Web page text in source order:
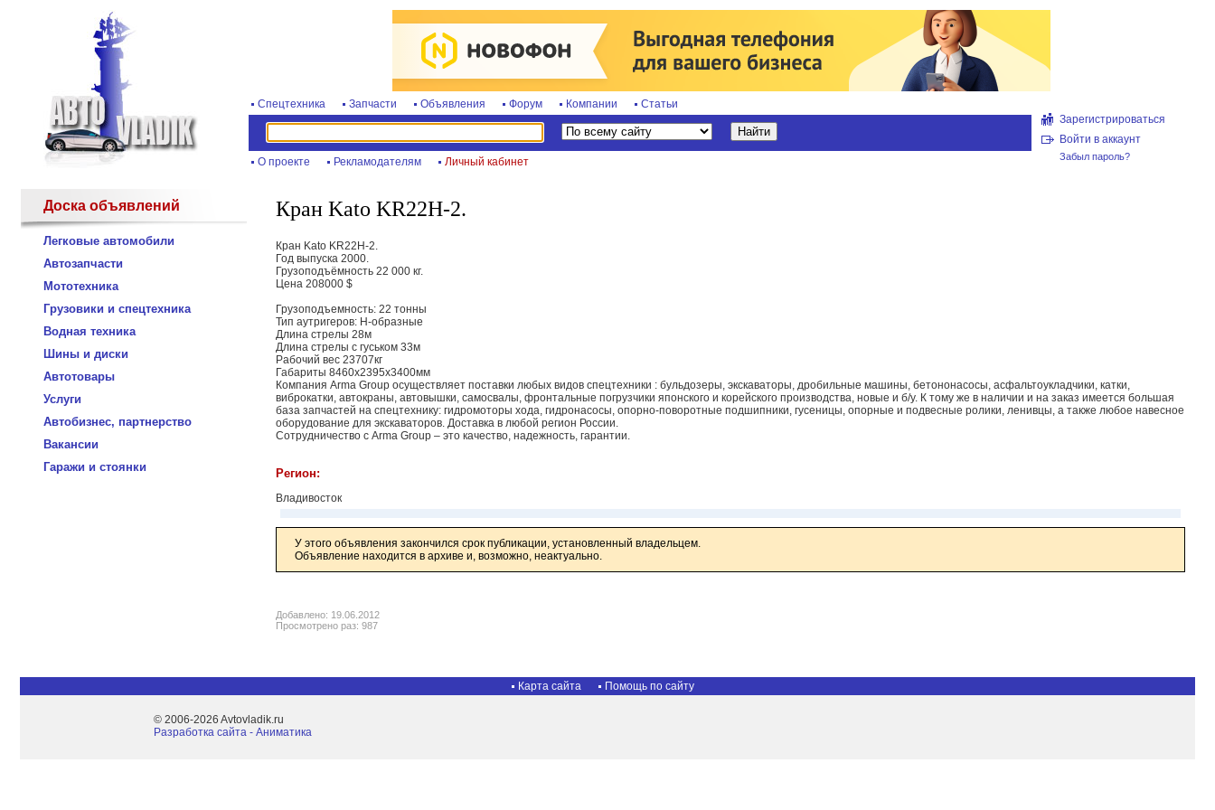
Спецтехника Запчасти Объявления Форум Компании Статьи
О проекте Рекламодателям Личный кабинет
Зарегистрироваться
Войти в аккаунт
Забыл пароль?
Доска объявлений
Легковые автомобили
Автозапчасти
Мототехника
Грузовики и спецтехника
Водная техника
Шины и диски
Автотовары
Услуги
Автобизнес, партнерство
Вакансии
Гаражи и стоянки
Кран Kato KR22H-2.
Кран Kato KR22H-2.
Год выпуска 2000.
Грузоподъёмность 22 000 кг.
Цена 208000 $
Грузоподъемность: 22 тонны
Тип аутригеров: Н-образные
Длина стрелы 28м
Длина стрелы с гуськом 33м
Рабочий вес 23707кг
Габариты 8460х2395х3400мм
Компания Arma Group осуществляет поставки любых видов спецтехники : бульдозеры, экскаваторы, дробильные машины, бетононасосы, асфальтоукладчики, катки,
виброкатки, автокраны, автовышки, самосвалы, фронтальные погрузчики японского и корейского производства, новые и б/у. К тому же в наличии и на заказ имеется большая
база запчастей на спецтехнику: гидромоторы хода, гидронасосы, опорно-поворотные подшипники, гусеницы, опорные и подвесные ролики, ленивцы, а также любое навесное
оборудование для экскаваторов. Доставка в любой регион России.
Сотрудничество с Arma Group – это качество, надежность, гарантии.
Регион:
Владивосток
У этого объявления закончился срок публикации, установленный владельцем.
Объявление находится в архиве и, возможно, неактуально.
Добавлено: 19.06.2012
Просмотрено раз: 987
Карта сайта Помощь по сайту
© 2006-2026 Avtovladik.ru
Разработка сайта - Aниматика